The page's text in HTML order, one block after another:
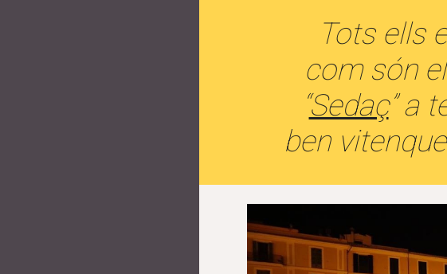
Tots ells
com són
“Sedaç” a
ben